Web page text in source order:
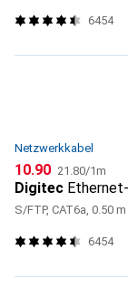
6454
Netzwerkkabel
CHF
10.90 CHF
21.80/1m
Digitec
S/FTP, CAT6a, 0.50 m
6454